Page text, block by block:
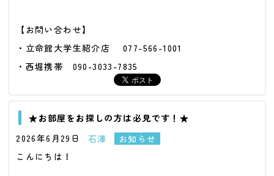
【お問い合わせ】
・立命館大学生紹介店 077-566-1001
・西堀携帯 090-3033-7835
★お部屋をお探しの方は必見です！★
2026年6月29日
石澤
お知らせ
こんにちは！